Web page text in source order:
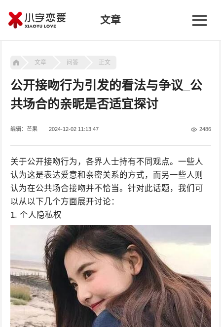
文章
文章 问答 正文
公开接吻行为引发的看法与争议_公
共场合的亲昵是否适宜探讨
编辑：芒果 2024-12-02 11:13:47 2486
关于公开接吻行为，各界人士持有不同观点。一些人
认为这是表达爱意和亲密关系的方式，而另一些人则
认为在公共场合接吻并不恰当。针对此话题，我们可
以从以下几个方面展开讨论：
1. 个人隐私权